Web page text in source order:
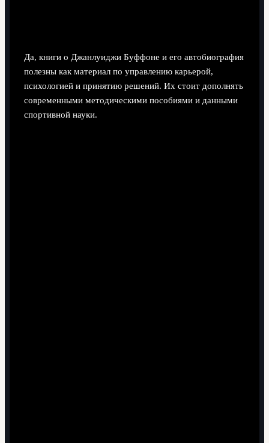
Да, книги о Джанлуиджи Буффоне и его автобиография
полезны как материал по управлению карьерой,
психологией и принятию решений. Их стоит дополнять
современными методическими пособиями и данными
спортивной науки.